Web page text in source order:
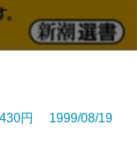
円 1999/08/19